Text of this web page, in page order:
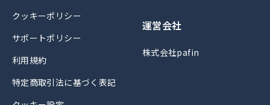
クッキーポリシー
サポートポリシー
利用規約
特定商取引法に基づく表記
運営会社
株式会社pafin